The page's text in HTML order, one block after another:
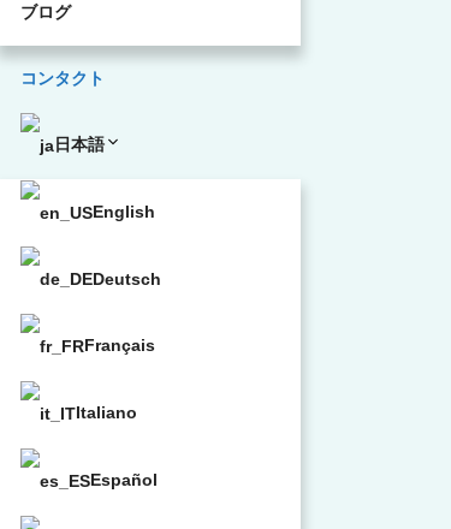
ブログ
コンタクト
日本語
English
Deutsch
Français
Italiano
Español